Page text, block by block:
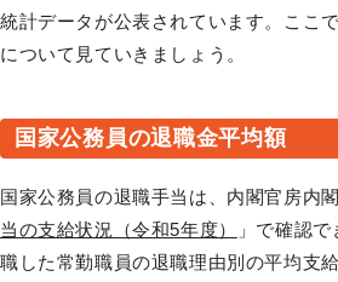
統計データが公表されています。ここ
について見ていきましょう。
国家公務員の退職金平均額
国家公務員の退職手当は、内閣官房内
当の支給状況（令和5年度）
」で確認
職した常勤職員の退職理由別の平均支